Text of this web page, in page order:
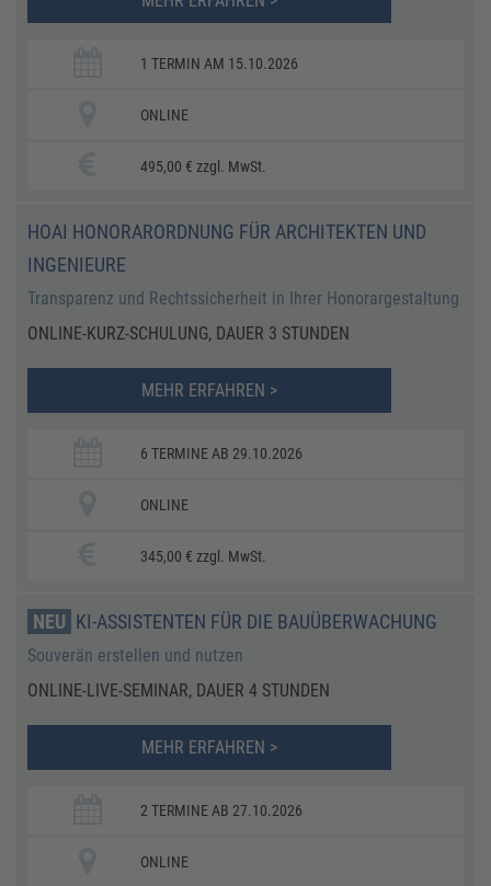
1 TERMIN AM 15.10.2026
ONLINE
495,00 € zzgl. MwSt.
HOAI HONORARORDNUNG FÜR ARCHITEKTEN UND
INGENIEURE
Transparenz und Rechtssicherheit in Ihrer Honorargestaltung
ONLINE-KURZ-SCHULUNG, DAUER 3 STUNDEN
MEHR ERFAHREN >
6 TERMINE AB 29.10.2026
ONLINE
345,00 € zzgl. MwSt.
NEU KI-ASSISTENTEN FÜR DIE BAUÜBERWACHUNG
Souverän erstellen und nutzen
ONLINE-LIVE-SEMINAR, DAUER 4 STUNDEN
MEHR ERFAHREN >
2 TERMINE AB 27.10.2026
ONLINE